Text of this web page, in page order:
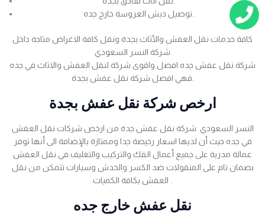
توصيل دبش العروسة خارج جده.
كافة خدمات نقل العفش والأثاث بجدة ونقل كافة الاغراض متاحة داخل
شركة النسر السعودي
شركة نقل عفش جده افضل واقوى شركة لنقل العفش والاثاث في جده
فهي افضل شركة نقل عفش بجدة.
ارخص شركة نقل عفش بجدة
النسر السعودي شركة نقل عفش جدة من ارخص شركات نقل العفش
في جده حيث أن لديها اسعار رخيصة جدا وممتازة بالإضافة الى أنها توفر
عمالة مدربة على جميع أعمال الفك والتركيب والتغليف في نقل العفش
بضمان تام على المنقولات ضد الكسر والخدش وسيارات تتمكن من نقل
العفش بكافة الكميات .
نقل عفش خارج جده